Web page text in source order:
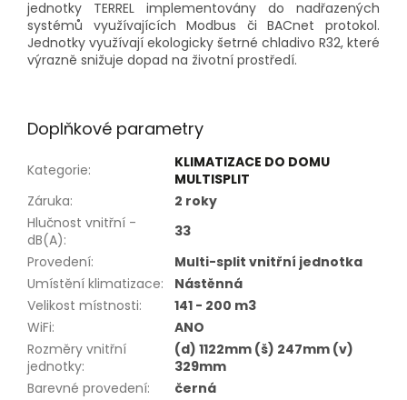
jednotky TERREL implementovány do nadřazených
systémů využívajících Modbus či BACnet protokol.
Jednotky využívají ekologicky šetrné chladivo R32, které
výrazně snižuje dopad na životní prostředí.
Doplňkové parametry
Kategorie:
KLIMATIZACE DO DOMU
MULTISPLIT
Záruka:
2 roky
Hlučnost vnitřní -
dB(A):
33
Provedení:
Multi-split vnitřní jednotka
Umístění klimatizace:
Nástěnná
Velikost místnosti:
141 - 200 m3
WiFi:
ANO
Rozměry vnitřní
jednotky:
(d) 1122mm (š) 247mm (v)
329mm
Barevné provedení:
černá